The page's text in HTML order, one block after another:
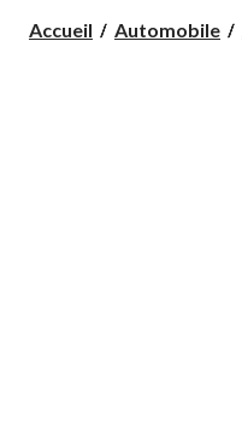
Accueil Automobile